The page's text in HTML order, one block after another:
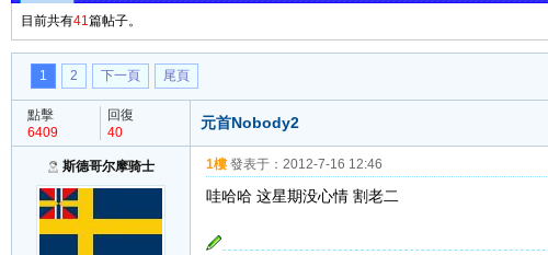
目前共有41篇帖子。
1 2 下一頁 尾頁
點擊
回復
6409
40
元首Nobody2
斯德哥尔摩骑士 1樓發表于： 2012-7-16 12:46
哇哈哈 这星期没心情 割老二